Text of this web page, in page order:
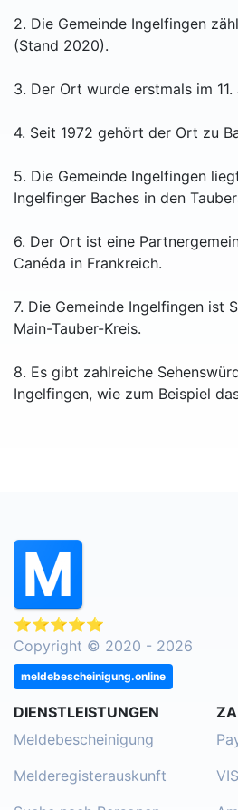
2. Die Gemeinde Ingelfingen
(Stand 2020).
3. Der Ort wurde erstmals im
4. Seit 1972 gehört der Ort zu
5. Die Gemeinde Ingelfingen
Ingelfinger Baches in den
6. Der Ort ist eine
Canéda in Frankreich.
7. Die Gemeinde Ingelfingen ist
Main-Tauber-Kreis.
8. Es gibt zahlreiche
Ingelfingen, wie zum Beispiel
⭐⭐⭐⭐⭐
Copyright © 2020 - 2026
meldebescheinigung.online
DIENSTLEISTUNGEN
Meldebescheinigung
Melderegisterauskunft